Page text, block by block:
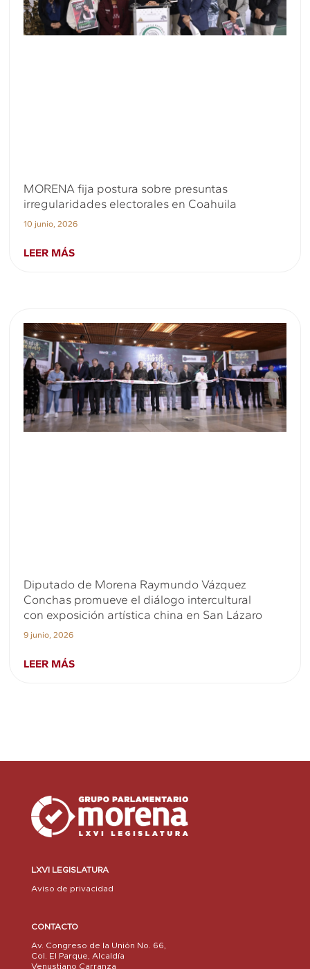
MORENA fija postura sobre presuntas
irregularidades electorales en Coahuila
10 junio, 2026
LEER MÁS
Diputado de Morena Raymundo Vázquez
Conchas promueve el diálogo intercultural
con exposición artística china en San Lázaro
9 junio, 2026
LEER MÁS
LXVI LEGISLATURA
Aviso de privacidad
CONTACTO
Av. Congreso de la Unión No. 66,
Col. El Parque, Alcaldía
Venustiano Carranza